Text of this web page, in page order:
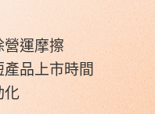
營運摩擦
品上市時間
化